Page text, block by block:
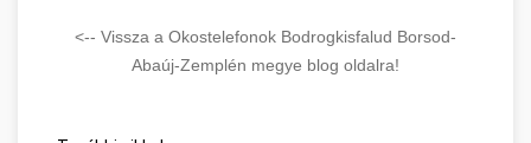
<-- Vissza a Okostelefonok Bodrogkisfalud Borsod-
Abaúj-Zemplén megye blog oldalra!